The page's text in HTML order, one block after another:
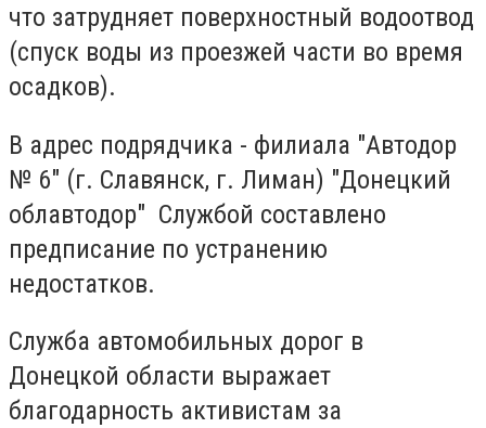
что затрудняет поверхностный водоотвод
(спуск воды из проезжей части во время
осадков).
В адрес подрядчика - филиала "Автодор
№ 6" (г. Славянск, г. Лиман) "Донецкий
облавтодор" Службой составлено
предписание по устранению
недостатков.
Служба автомобильных дорог в
Донецкой области выражает
благодарность активистам за